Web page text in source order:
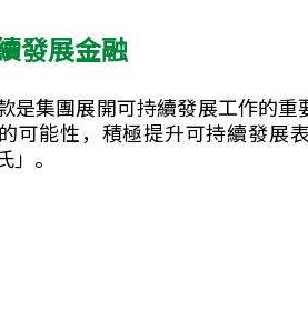
發展金融
是集團展開可持續發展工作的
可能性，積極提升可持續發展
」。